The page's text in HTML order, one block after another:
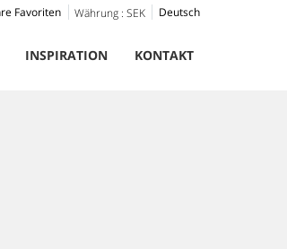
Deutsch
Währung : SEK
Favoriten
INSPIRATION KONTAKT